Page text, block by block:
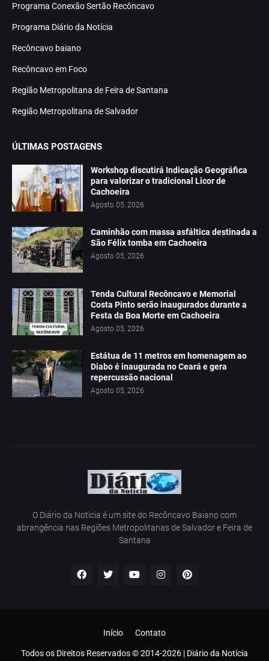
Programa Conexão Sertão Recôncavo
Programa Diário da Notícia
Recôncavo baiano
Recôncavo em Foco
Região Metropolitana de Feira de Santana
Região Metropolitana de Salvador
ÚLTIMAS POSTAGENS
Workshop discutirá Indicação Geográfica
para valorizar o tradicional Licor de
Cachoeira
Agosto 05, 2026
Caminhão com massa asfáltica destinada a
São Félix tomba em Cachoeira
Agosto 05, 2026
Tenda Cultural Recôncavo e Memorial
Costa Pinto serão inaugurados durante a
Festa da Boa Morte em Cachoeira
Agosto 05, 2026
Estátua de 11 metros em homenagem ao
Diabo é inaugurada no Ceará e gera
repercussão nacional
Agosto 05, 2026
O Diário da Notícia é um site do Recôncavo Baiano com
abrangência nas Regiões Metropolitanas de Salvador e Feira de
Santana
Todos os Direitos Reservados © 2014-2026 | Diário da Notícia
Início Contato